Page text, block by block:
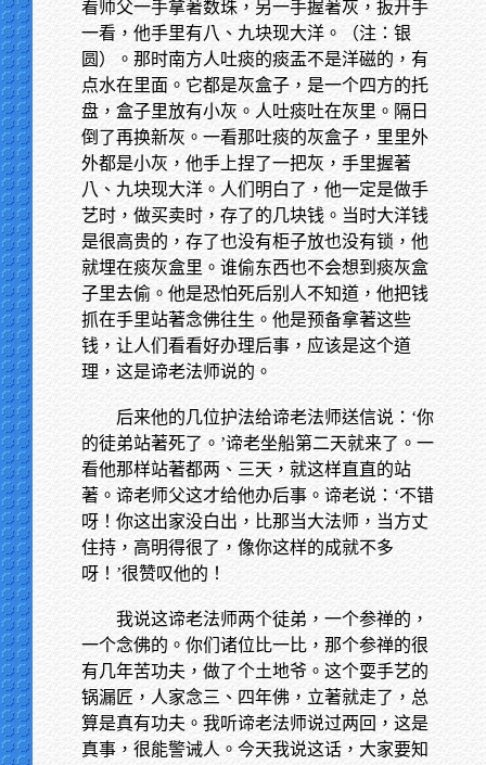
看师父一手拿著数珠，另一手握著灰，扳开手
一看，他手里有八、九块现大洋。（注：银
圆）。那时南方人吐痰的痰盂不是洋磁的，有
点水在里面。它都是灰盒子，是一个四方的托
盘，盒子里放有小灰。人吐痰吐在灰里。隔日
倒了再换新灰。一看那吐痰的灰盒子，里里外
外都是小灰，他手上捏了一把灰，手里握著
八、九块现大洋。人们明白了，他一定是做手
艺时，做买卖时，存了的几块钱。当时大洋钱
是很高贵的，存了也没有柜子放也没有锁，他
就埋在痰灰盒里。谁偷东西也不会想到痰灰盒
子里去偷。他是恐怕死后别人不知道，他把钱
抓在手里站著念佛往生。他是预备拿著这些
钱，让人们看看好办理后事，应该是这个道
理，这是谛老法师说的。
后来他的几位护法给谛老法师送信说：‘你
的徒弟站著死了。’谛老坐船第二天就来了。一
看他那样站著都两、三天，就这样直直的站
著。谛老师父这才给他办后事。谛老说：‘不错
呀！你这出家没白出，比那当大法师，当方丈
住持，高明得很了，像你这样的成就不多
呀！’很赞叹他的！
我说这谛老法师两个徒弟，一个参禅的，
一个念佛的。你们诸位比一比，那个参禅的很
有几年苦功夫，做了个土地爷。这个耍手艺的
锅漏匠，人家念三、四年佛，立著就走了，总
算是真有功夫。我听谛老法师说过两回，这是
真事，很能警诫人。今天我说这话，大家要知